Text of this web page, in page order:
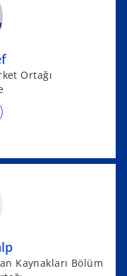
Ortağı
Kaynakları Bölüm